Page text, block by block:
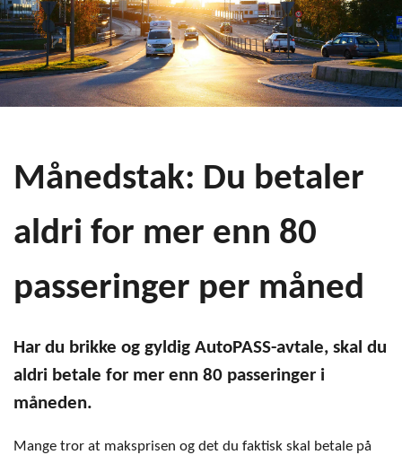
Månedstak: Du betaler
aldri for mer enn 80
passeringer per måned
Har du brikke og gyldig AutoPASS-avtale, skal du
aldri betale for mer enn 80 passeringer i
måneden.
Mange tror at maksprisen og det du faktisk skal betale på